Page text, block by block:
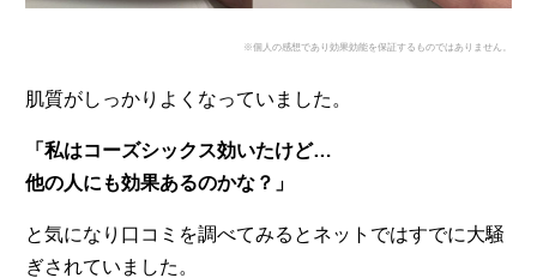
※個人の感想であり効果効能を保証するものではありません。
肌質がしっかりよくなっていました。
「私はコーズシックス効いたけど…
他の人にも効果あるのかな？」
と気になり口コミを調べてみるとネットではすでに大騒
ぎされていました。